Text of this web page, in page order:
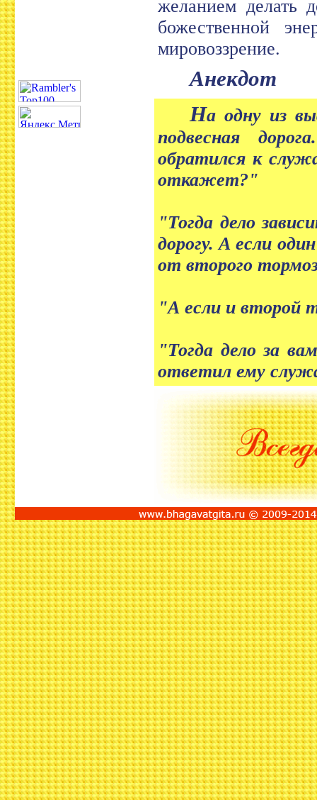
желанием делать
божественной
мировоззрение.
Анекдот
На одну из
подвесная
обратился к
откажет?"
"Тогда дело
дорогу. А если
от второго
"А если и второй
"Тогда дело за
ответил ему